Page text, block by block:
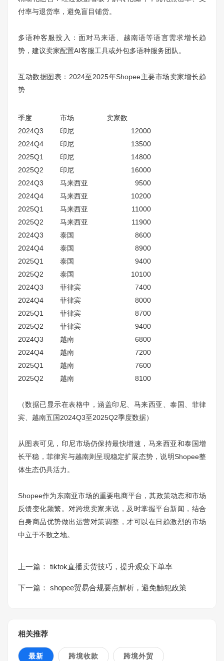
付率与退货率，避免盲目铺货。
多语种客服投入：面对马来语、越南语等语言需求增长趋
势，建议卖家配置AI客服工具或外包多语种服务团队。
互动数据图表：2024至2025年Shopee主要市场卖家增长趋
势
季度 市场
卖家数
2024Q3
印尼
12000
2024Q4
印尼
13500
2025Q1
印尼
14800
2025Q2
印尼
16000
2024Q3
马来西亚
9500
2024Q4
马来西亚
10200
2025Q1
马来西亚
11000
2025Q2
马来西亚
11900
2024Q3
泰国
8600
2024Q4
泰国
8900
2025Q1
泰国
9400
2025Q2
泰国
10100
2024Q3
菲律宾
7400
2024Q4
菲律宾
8000
2025Q1
菲律宾
8700
2025Q2
菲律宾
9400
2024Q3
越南
6800
2024Q4
越南
7200
2025Q1
越南
7600
2025Q2
越南 8100
（数据已显示在表格中，涵盖印尼、马来西亚、泰国、菲律
宾、越南五国2024Q3至2025Q2季度数据）
从图表可见，印尼市场仍保持最快增速，马来西亚和泰国增
长平稳，菲律宾与越南则呈现稳定扩展态势，说明Shopee整
体生态仍具活力。
Shopee作为东南亚市场的重要电商平台，其政策动态和市场
反馈变化频繁。对跨境卖家来说，及时掌握平台新闻，结合
自身商品优势做出运营对策调整，才可以在日趋激烈的市场
中立于不败之地。
上一篇： tiktok直播卖货技巧，提升观众下单率
下一篇： shopee贸易合规要点解析，避免触犯政策
相关推荐
最新 跨境收款 跨境外贸